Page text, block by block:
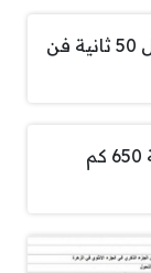
سرعه دراجة نارية تقطع 1500 متر خلال 50 ثانية فن
احسب زمن رحلة طائرة قطعت مسافة 650 كم